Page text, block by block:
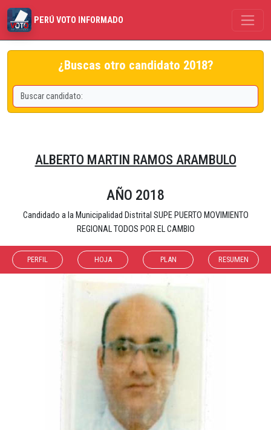
PERÚ VOTO INFORMADO
¿Buscas otro candidato 2018?
ALBERTO MARTIN RAMOS ARAMBULO
AÑO 2018
Candidado a la Municipalidad Distrital SUPE PUERTO MOVIMIENTO
REGIONAL TODOS POR EL CAMBIO
PERFIL HOJA PLAN RESUMEN